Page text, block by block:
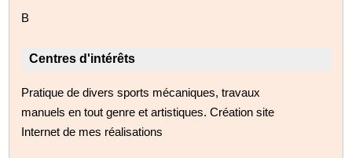
B
Centres d'intérêts
Pratique de divers sports mécaniques, travaux
manuels en tout genre et artistiques. Création site
Internet de mes réalisations